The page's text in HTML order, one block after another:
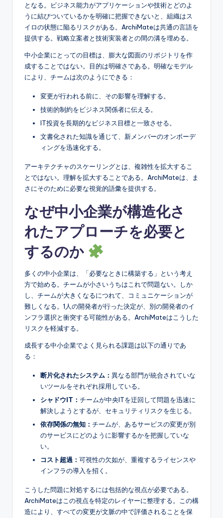
となる。ビジネス能力がアプリケーションや技術とどのよ
うに結びついているかを明確に把握できないと、組織はス
イロの状態に陥るリスクがある。ArchiMateは共通の言語を
提供する。戦略立案者と技術実装者との間の溝を埋める。
中小企業にとっての目標は、膨大な図面のリポジトリを作
成することではない。目的は明確さである。明確なモデル
により、チームは次のようにできる：
変更が行われる前に、その影響を理解する。
技術的制約をビジネス関係者に伝える。
IT投資を長期的なビジネス目標と一致させる。
文書化された知識を通じて、新メンバーのオンボーデ
ィングを迅速化する。
アーキテクチャのスケーリングとは、複雑性を拡大するこ
とではない。理解を拡大することである。ArchiMateは、ま
さにそのために必要な視覚的語彙を提供する。
なぜ中小企業が構造化さ
れたアプローチを必要と
するのか
多くの中小企業は、「必要なときに構築する」という考え
方で始める。チームが小さいうちはこれで問題ない。しか
し、チームが大きくなるにつれて、コミュニケーションが
難しくなる。1人の開発者が行った決定が、別の開発者のイ
ンフラ選択と衝突する可能性がある。ArchiMateはこうした
リスクを軽減する。
成長する中小企業でよく見られる課題は以下の通りであ
る：
断片化されたシステム： 異なる部門が統合されていな
いツールをそれぞれ採用している。
シャドウIT： チームが中央ITを迂回して問題を迅速に
解決しようとするが、セキュリティリスクを生じる。
依存関係の無知： チームが、あるサービスの変更が別
のサービスにどのように影響するかを把握していな
い。
コスト超過： 可視性の欠如が、重複するライセンスや
インフラの導入を招く。
こうした問題に対処するには包括的な視点が必要である。
ArchiMateはこの視点を特定のレイヤーに整理する。この構
造により、すべての変更が文脈の中で評価されることを保